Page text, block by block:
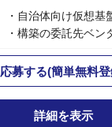
・自治体向け仮想基
・構築の委託先ベン
・仮想基盤(Nutanix
ける技術経験を活か
・基本設計フェーズ
動かす場面有)
応募する(簡単無料
詳細を表示